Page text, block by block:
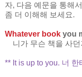
자, 다음 예문을 통해
좀 더 이해해 보세요.
Whatever book you
니가 무슨 책을 사던
** It is up to you. 너